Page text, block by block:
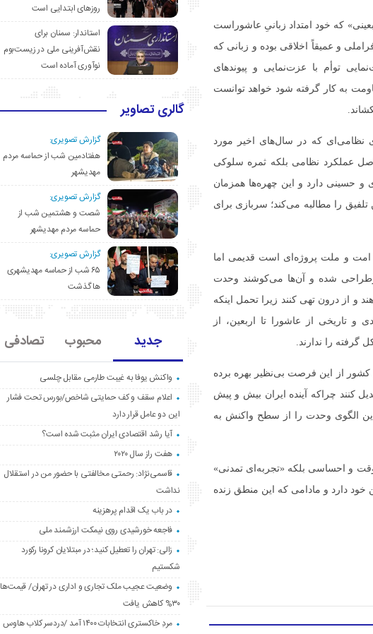
که خود امتداد زبانیِ عاشوراست
و عمیقاً اخلاقی بوده و زبانی که
توأم با عزت‌نمایی و پیوندهای
و همین زبان اگر در روایت ۱۲ روز مقاومت به کار گرفته شود خواهد توانست
نظامی‌ای که در سال‌های اخیر مورد
عملکرد نظامی بلکه ثمره سلوکی
حسینی دارد و این چهره‌ها همزمان
را مطالبه می‌کند؛ سربازی برای
امت و ملت پروژه‌ای است قدیمی اما
شده و آن‌ها می‌کوشند وحدت
و از درون تهی کنند زیرا تحمل اینکه
و تاریخی از عاشورا تا اربعین، از
را ندارند.
کشور از این فرصت بی‌نظیر بهره برده
کنند چراکه آینده ایران بیش و پیش
این الگوی وحدت را از سطح واکنش به
و احساسی بلکه «تجربه‌ای تمدنی»
دارد و مادامی که این منطق زنده
روزهای ابتدایی است
استاندار: سمنان برای
نقش‌آفرینی ملی در زیست‌بوم
نوآوری آماده است
گالری تصاویر
گزارش تصویری:
هفتادمین شب از حماسه مردم
مهدیشهر
گزارش تصویری:
شصت و هشتمین شب از
حماسه مردم مهدیشهر
گزارش تصویری:
۶۵ شب از حماسه مهدیشهری
ها گذشت
جدید محبوب تصادفی
واکنش یوفا به غیبت طارمی مقابل چلسی
اعلام سقف و کف حمایتی شاخص/بورس تحت فشار
این دو عامل قرار دارد
آیا رشد اقتصادی ایران مثبت شده است؟
هفت راز سال ۲۰۲۰
قاسمی‌نژاد: رحمتی مخالفتی با حضور من در استقلال
نداشت
در باب یک اقدام پرهزینه
فاجعه خورشیدی روی نیمکت ارزشمند ملی
زالی: تهران را تعطیل کنید؛ در مبتلایان کرونا رکورد
شکستیم
وضعیت عجیب ملک تجاری و اداری در تهران/ قیمت‌ها
۳۰% کاهش یافت
مردِ خاکستری انتخابات ۱۴۰۰ آمد /دردسر کلاب هاوس